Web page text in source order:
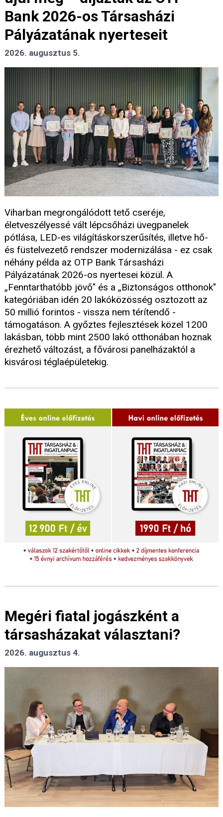
Bank 2026-os Társasházi
Pályázatának nyerteseit
2026. augusztus 5.
Viharban megrongálódott tető cseréje,
életveszélyessé vált lépcsőházi üvegpanelek
pótlása, LED-es világításkorszerűsítés, illetve hő-
és füstelvezető rendszer modernizálása - ez csak
néhány példa az OTP Bank Társasházi
Pályázatának 2026-os nyertesei közül. A
„Fenntarthatóbb jövő" és a „Biztonságos otthonok"
kategóriában idén 20 lakóközösség osztozott az
50 millió forintos - vissza nem térítendő -
támogatáson. A győztes fejlesztések közel 1200
lakásban, több mint 2500 lakó otthonában hoznak
érezhető változást, a fővárosi panelházaktól a
kisvárosi téglaépületekig.
Megéri fiatal jogászként a
társasházakat választani?
2026. augusztus 4.